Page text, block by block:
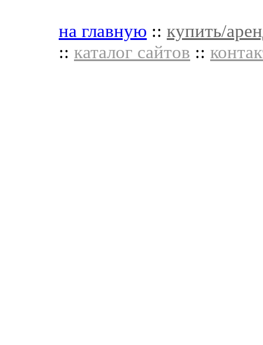
на главную :: купить/
:: каталог сайтов ::